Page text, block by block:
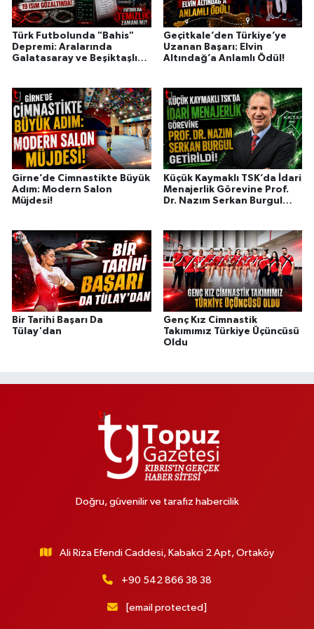
Türk Futbolunda "Bahis"
Depremi: Aralarında
Galatasaray ve Beşiktaşlı
Geçitkale’den Türkiye’ye
Uzanan Başarı: Elvin
Altındağ’a Anlamlı Ödül!
Girne’de Cimnastikte Büyük
Adım: Modern Salon
Müjdesi!
Küçük Kaymaklı TSK’da İdari
Menajerlik Görevine Prof.
Dr. Nazım Serkan Burgul
Bir Tarihi Başarı Da
Tülay'dan
Genç Kız Cimnastik
Takımımız Türkiye Üçüncüsü
Oldu
Doğru, güvenilir ve tarafız habercilik
Ali Riza Efendi Caddesi, Kabakci 2 Apt, Ortaköy
+90 542 866 38 38
[email protected]